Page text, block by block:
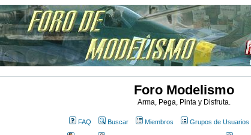
Foro Modelismo
Arma, Pega, Pinta y Disfruta.
FAQ Buscar Miembros Grupos de Usuarios